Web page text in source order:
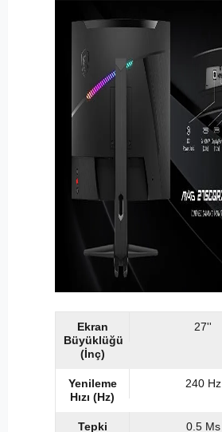
Ekran
Büyüklüğü
(İnç)
27''
Yenileme
Hızı (Hz)
240 Hz
Tepki 0.5 Ms